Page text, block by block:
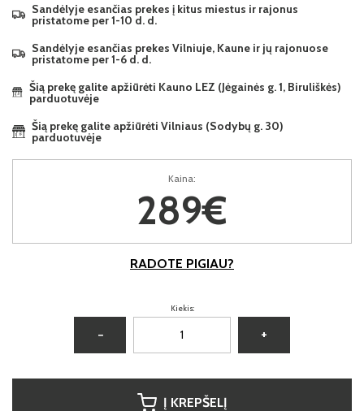
Sandėlyje esančias prekes į kitus miestus ir rajonus
pristatome per 1-10 d. d.
Sandėlyje esančias prekes Vilniuje, Kaune ir jų rajonuose
pristatome per 1-6 d. d.
Šią prekę galite apžiūrėti Kauno LEZ (Jėgainės g. 1, Biruliškės)
parduotuvėje
Šią prekę galite apžiūrėti Vilniaus (Sodybų g. 30)
parduotuvėje
Kaina:
289€
RADOTE PIGIAU?
Kiekis:
− +
Į KREPŠELĮ